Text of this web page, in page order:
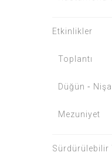
Etkinlikler
Toplantı
Düğün ⁃
Mezuniyet
Sürdürülebilir